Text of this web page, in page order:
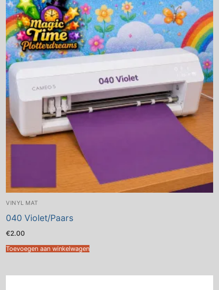
VINYL MAT
040 Violet/Paars
€2.00
Toevoegen aan winkelwagen